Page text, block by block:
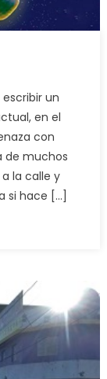
escribir un
en el
con
de muchos
la calle y
si hace […]